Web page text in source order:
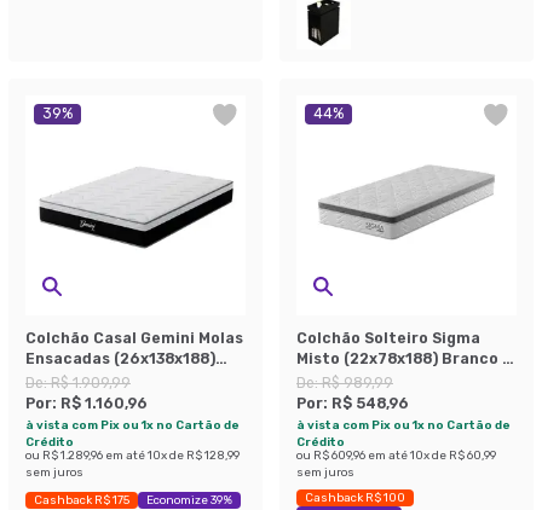
39%
Colchão Casal Gemini Molas
Ensacadas (26x138x188)
Grafite e Branco
De:R$ 1.909,99
Por: R$ 1.160,96
à vista com Pix ou 1x no Cartão de
Crédito
ou R$ 1.289,96 em até10x de R$ 128,99
sem juros
Cashback R$ 175 Economize 39%
44%
Colchão Solteiro Sigma
Misto (22x78x188) Branco e
Cinza
De:R$ 989,99
Por: R$ 548,96
à vista com Pix ou 1x no Cartão de
Crédito
ou R$ 609,96 em até10x de R$ 60,99
sem juros
Cashback R$ 100